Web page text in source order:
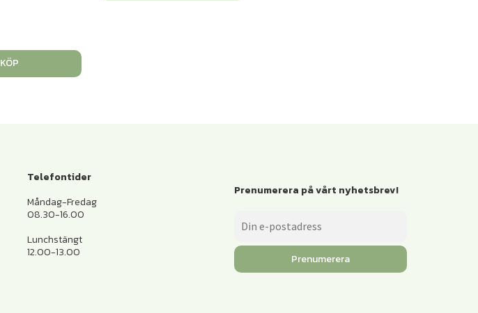
KÖP
Telefontider
Måndag-Fredag
08.30-16.00
Lunchstängt
12.00-13.00
Prenumerera på vårt nyhetsbrev!
Prenumerera